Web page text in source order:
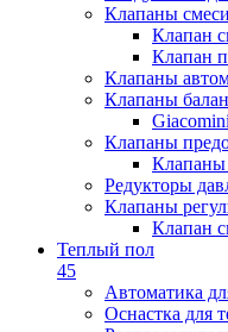
Клапаны
Клапан
Клапан
Клапаны
Клапаны
Giacomini
Клапаны
Клапаны
Редукторы
Клапаны
Клапан
Теплый пол
45
Автоматика
Оснастка для